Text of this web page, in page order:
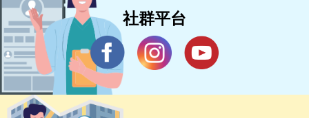
社群平台